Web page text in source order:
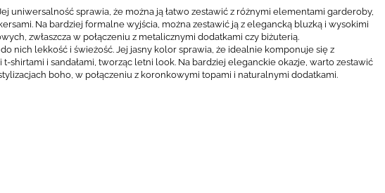
uniwersalność sprawia, że można ją łatwo zestawić z różnymi elementami garderoby,
Na bardziej formalne wyjścia, można zestawić ją z elegancką bluzką i wysokimi
zwłaszcza w połączeniu z metalicznymi dodatkami czy biżuterią.
nich lekkość i świeżość. Jej jasny kolor sprawia, że idealnie komponuje się z
i sandałami, tworząc letni look. Na bardziej eleganckie okazje, warto zestawić
boho, w połączeniu z koronkowymi topami i naturalnymi dodatkami.